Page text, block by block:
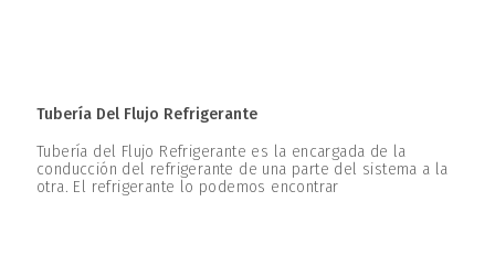
Tubería Del Flujo Refrigerante
Tubería del Flujo Refrigerante es la encargada de la
conducción del refrigerante de una parte del sistema a la
otra. El refrigerante lo podemos encontrar